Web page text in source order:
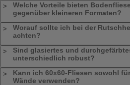
Welche Vorteile bieten
gegenüber kleineren Formaten?
Worauf sollte ich bei der
achten?
Sind glasiertes und
unterschiedlich robust?
Kann ich 60x60-Fliesen sowohl
Wände verwenden?